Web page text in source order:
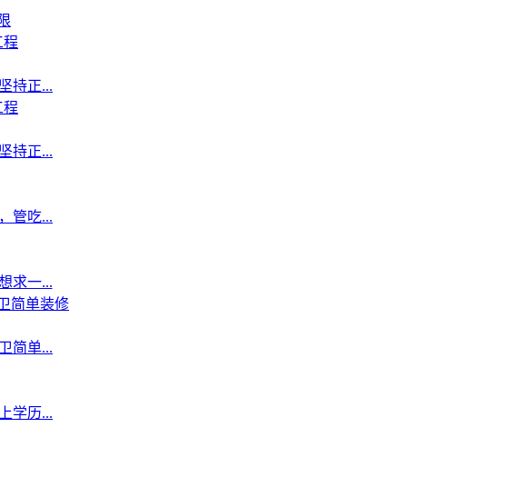
持正...
持正...
管吃...
求一...
简单...
学历...